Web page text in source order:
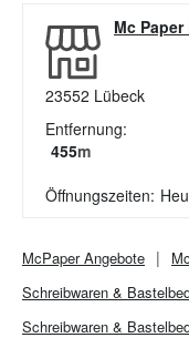
Mc
23552 Lübeck
Entfernung:
455m
Öffnungszeiten:
McPaperAngebote
Schreibwaren &
Schreibwaren &